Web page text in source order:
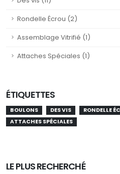
Rondelle Écrou (2)
Assemblage Vitrifié (1)
Attaches Spéciales (1)
ÉTIQUETTES
BOULONS DES VIS RONDELLE
ATTACHES SPÉCIALES
LE PLUS RECHERCHÉ